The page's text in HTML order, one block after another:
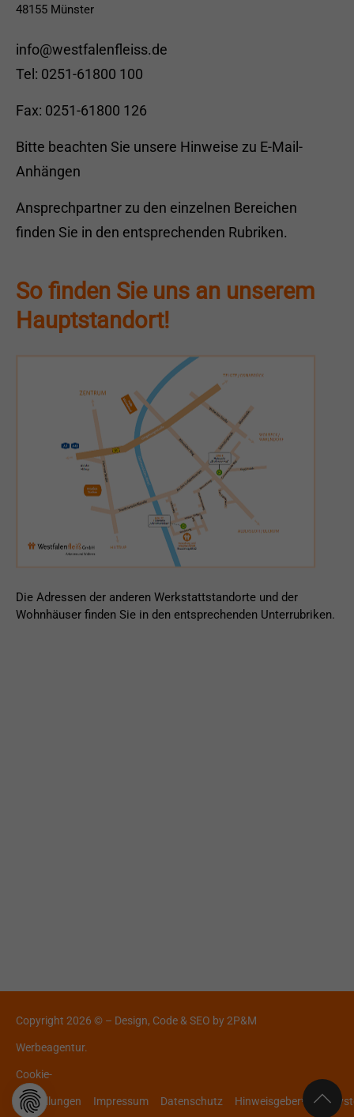
48155 Münster
info@westfalenfleiss.de
Tel: 0251-61800 100
Fax: 0251-61800 126
Bitte beachten Sie unsere Hinweise zu E-Mail-
Anhängen
Ansprechpartner zu den einzelnen Bereichen
finden Sie in den entsprechenden Rubriken.
So finden Sie uns an unserem
Hauptstandort!
Die Adressen der anderen Werkstattstandorte und der
Wohnhäuser finden Sie in den entsprechenden Unterrubriken.
Copyright 2026 © – Design, Code & SEO by2P&M
Werbeagentur.
Cookie-
Einstellungen Impressum Datenschutz